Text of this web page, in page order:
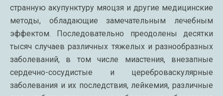
странную акупунктуру мяоцзя и другие медицинские
методы, обладающие замечательным лечебным
эффектом. Последовательно преодолены десятки
тысяч случаев различных тяжелых и разнообразных
заболеваний, в том числе миастения, внезапные
сердечно-сосудистые и цереброваскулярные
заболевания и их последствия, лейкемия, различные